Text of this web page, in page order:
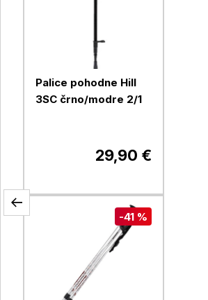
Palice pohodne Hill
3SC črno/modre 2/1
29,90 €
-41 %